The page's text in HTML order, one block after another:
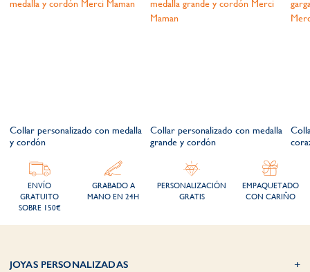
Collar personalizado con medalla
y cordón
Collar personalizado con medalla
grande y cordón
ENVÍO
GRATUITO
SOBRE 150€
GRABADO A
MANO EN 24H
PERSONALIZACIÓN
GRATIS
EMPAQUETADO
CON CARIÑO
JOYAS PERSONALIZADAS